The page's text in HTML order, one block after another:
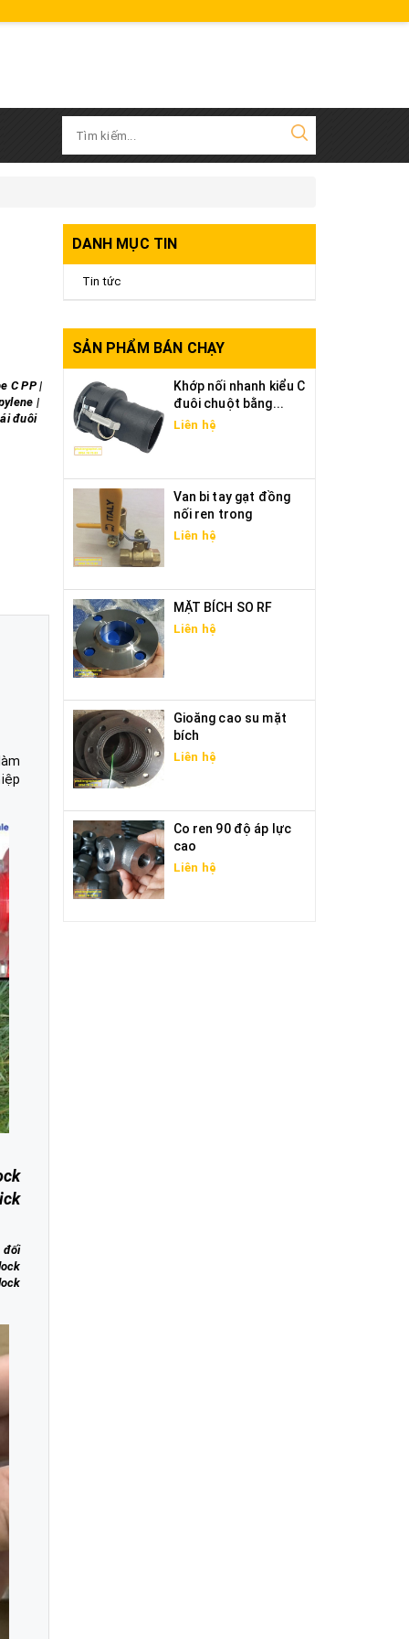
C PP |
|
đuôi
đối
DANH MỤC TIN
Tin tức
SẢN PHẨM BÁN CHẠY
Khớp nối nhanh kiểu C
đuôi chuột bằng...
Liên hệ
Van bi tay gạt đồng
nối ren trong
Liên hệ
MẶT BÍCH SO RF
Liên hệ
Gioăng cao su mặt
bích
Liên hệ
Co ren 90 độ áp lực
cao
Liên hệ